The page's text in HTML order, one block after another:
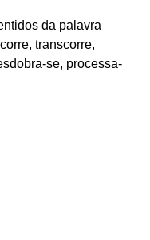
da palavra
transcorre,
se, processa-